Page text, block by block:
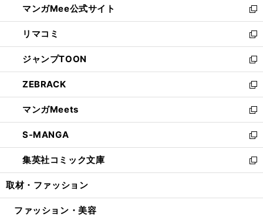
く
ド
ウ
で
開
く
ィ
ン
ド
ウ
で
開
く
い
ウ
ィ
ン
ド
ウ
で
開
く
マンガMee公式サイト
新
し
い
ウ
ィ
ン
ド
ウ
で
開
く
リマコミ
新
し
い
ウ
ィ
ン
ド
ウ
で
開
く
ジャンプTOON
新
し
い
ウ
ィ
ン
ド
ウ
で
開
ZEBRACK
新
し
い
ウ
ィ
ン
ド
ウ
開
マンガMeets
新
し
い
ウ
ィ
ン
ウ
S-MANGA
新
し
い
ウ
ン
集英社コミック文庫
新
し
ウ
取材・ファッション
ファッション・美容